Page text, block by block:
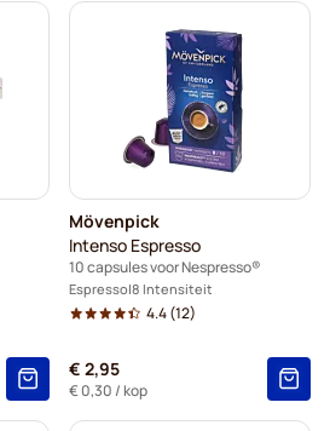
Mövenpick
Intenso Espresso
10 capsules voor Nespresso®
Espresso 8 Intensiteit
4.4(12)
€ 2,95
€ 0,30 / kop